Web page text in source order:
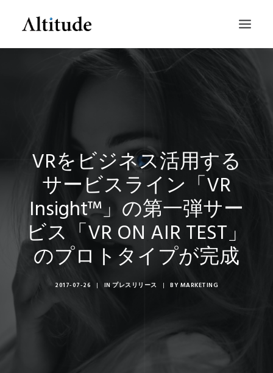
SEARCH
VRをビジネス活用する
サービスライン「VR
Insight™」の第一弾サー
ビス「VR ON AIR TEST」
のプロトタイプが完成
2017-07-26 | IN プレスリリース | BYMARKETING